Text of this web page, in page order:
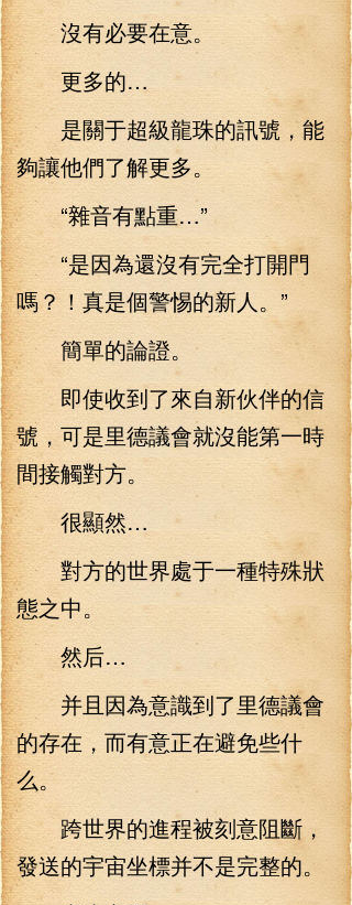
沒有必要在意。
更多的…
是關于超級龍珠的訊號，能
夠讓他們了解更多。
“雜音有點重…”
“是因為還沒有完全打開門
嗎？！真是個警惕的新人。”
簡單的論證。
即使收到了來自新伙伴的信
號，可是里德議會就沒能第一時
間接觸對方。
很顯然…
對方的世界處于一種特殊狀
態之中。
然后…
并且因為意識到了里德議會
的存在，而有意正在避免些什
么。
跨世界的進程被刻意阻斷，
發送的宇宙坐標并不是完整的。